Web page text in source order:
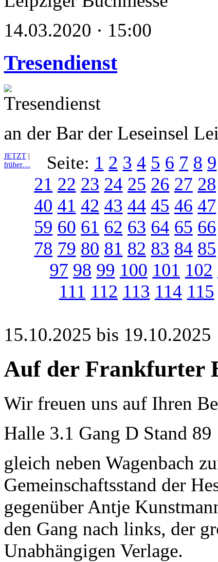
14.03.2020 · 15:00
Tresendienst
an der Bar der Leseinsel
JETZT |
früher…
Seite: 1 2 3 4 5 6 7 8 9
21 22 23 24 25 26 27 28
40 41 42 43 44 45 46 47
59 60 61 62 63 64 65 66
78 79 80 81 82 83 84 85
97 98 99 100 101 102
111 112 113 114 115
15.10.2025 bis 19.10.2025
Auf der Frankfurter
Wir freuen uns auf Ihren
Halle 3.1 Gang D Stand 89
gleich neben Wagenbach
Gemeinschaftsstand der
gegenüber Antje
den Gang nach links, der
Unabhängigen Verlage.